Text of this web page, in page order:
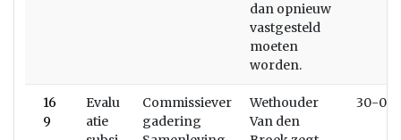
dan opnieuw
vastgesteld
moeten
worden.
16
9
Evalu
atie
Commissiever
gadering
Wethouder
Van den
30-